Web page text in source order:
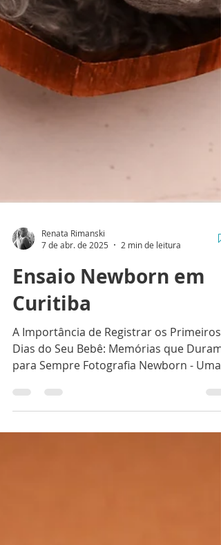
Renata Rimanski
7 de abr. de 2025
2 min de leitura
Ensaio Newborn em
Curitiba
A Importância de Registrar os Primeiros
para Sempre Fotografia Newborn - Uma
docura de derreter seu...